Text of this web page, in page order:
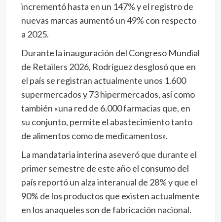
incrementó hasta en un 147% y el registro de
nuevas marcas aumentó un 49% con respecto
a 2025.
Durante la inauguración del Congreso Mundial
de Retailers 2026, Rodríguez desglosó que en
el país se registran actualmente unos 1.600
supermercados y 73 hipermercados, así como
también «una red de 6.000 farmacias que, en
su conjunto, permite el abastecimiento tanto
de alimentos como de medicamentos».
La mandataria interina aseveró que durante el
primer semestre de este año el consumo del
país reportó un alza interanual de 28% y que el
90% de los productos que existen actualmente
en los anaqueles son de fabricación nacional.